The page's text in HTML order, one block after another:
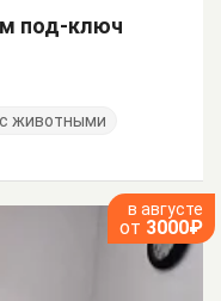
под-ключ
животными
в августе
от 3000₽